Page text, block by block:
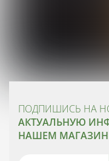
ПОДПИШИСЬ НА
АКТУАЛЬНУЮ
НАШЕМ